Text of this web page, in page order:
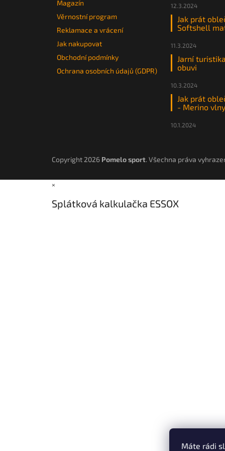
Máte rádi
Magazín
Věrnostní program
Reklamace a vrácení
Jak nakupovat
Obchodní podmínky
Ochrana osobních údajů (GDPR)
12.3.2024
Jak prát
Softshell
11.3.2024
Jarní
obuvi
10.3.2024
Jak prát
- Merino vlny
10.1.2024
Copyright 2026 Pomelo sport. Všechna práva
×
Splátková kalkulačka ESSOX